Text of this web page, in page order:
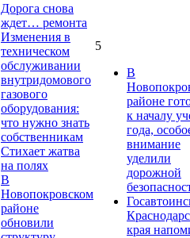
Дорога снова
ждет… ремонта
Изменения в
техническом
обслуживании
внутридомового
газового
оборудования:
что нужно знать
собственникам
Стихает жатва
на полях
В
Новопокровском
районе
обновили
5
В
районе
к началу
года,
внимание
уделили
дорожной
края